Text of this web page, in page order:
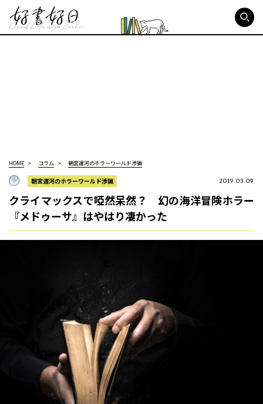
HOME コラム 朝宮運河のホラーワールド渉猟
朝宮運河のホラーワールド渉猟 2019.03.09
クライマックスで啞然呆然？ 幻の海洋冒険ホラー
『メドゥーサ』はやはり凄かった